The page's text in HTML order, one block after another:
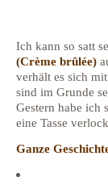
Ich kann so satt
(Crème brûlée)
verhält es sich
sind im Grunde
Gestern habe ich
eine Tasse
Ganze